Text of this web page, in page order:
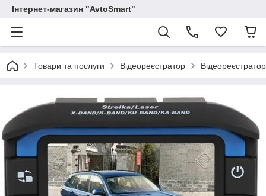
Інтернет-магазин "AvtoSmart"
Товари та послуги Відеореєстратор